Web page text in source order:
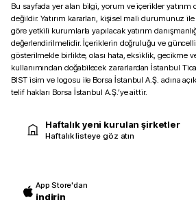
Bu sayfada yer alan bilgi, yorum ve içerikler yatırım
değildir. Yatırım kararları, kişisel mali durumunuz
göre yetkili kurumlarla yapılacak yatırım
değerlendirilmelidir. İçeriklerin doğruluğu ve
gösterilmekle birlikte, olası hata, eksiklik, gecikme
kullanımından doğabilecek zararlardan İstanbul
BIST isim ve logosu ile Borsa İstanbul A.Ş. adına
telif hakları Borsa İstanbul A.Ş.’ye aittir.
Haftalık yeni kurulan şirketler
Haftalık listeye göz atın
App Store'dan
indirin